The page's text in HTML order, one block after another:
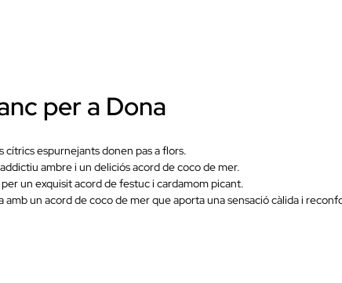
per a Dona
cítrics espurnejants donen pas a flors.
ambre i un deliciós acord de coco de mer.
un exquisit acord de festuc i cardamom picant.
un acord de coco de mer que aporta una sensació càlida i